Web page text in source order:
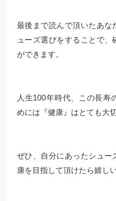
最後まで読んで頂いたあな
ューズ選びをすることで、
ができます。
人生100年時代、この長寿
めには『健康』はとても大
ぜひ、自分にあったシュー
康を目指して頂けたら嬉し